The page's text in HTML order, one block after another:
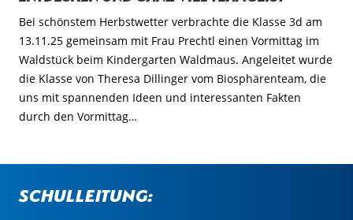
Bei schönstem Herbstwetter verbrachte die Klasse 3d am
13.11.25 gemeinsam mit Frau Prechtl einen Vormittag im
Waldstück beim Kindergarten Waldmaus. Angeleitet wurde
die Klasse von Theresa Dillinger vom Biosphärenteam, die
uns mit spannenden Ideen und interessanten Fakten
durch den Vormittag…
Schulleitung: